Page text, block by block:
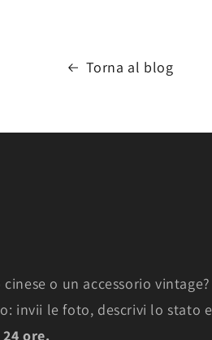
Torna al blog
o un accessorio vintage?
invii le foto, descrivi lo stato e
ore.